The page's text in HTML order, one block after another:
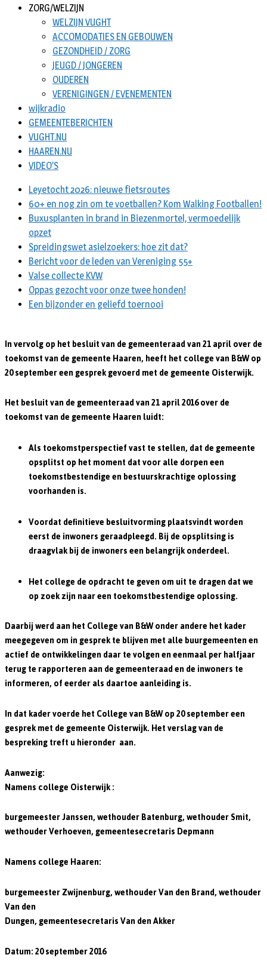
ZORG/WELZIJN
WELZIJN VUGHT
ACCOMODATIES EN GEBOUWEN
GEZONDHEID / ZORG
JEUGD / JONGEREN
OUDEREN
VERENIGINGEN / EVENEMENTEN
wijkradio
GEMEENTEBERICHTEN
VUGHT.NU
HAAREN.NU
VIDEO’S
Leyetocht 2026: nieuwe fietsroutes
60+ en nog zin om te voetballen? Kom Walking Footballen!
Buxusplanten in brand in Biezenmortel, vermoedelijk
opzet
Spreidingswet asielzoekers: hoe zit dat?
Bericht voor de leden van Vereniging 55+
Valse collecte KVW
Oppas gezocht voor onze twee honden!
Een bijzonder en geliefd toernooi
In vervolg op het besluit van de gemeenteraad van 21 april over de
toekomst van de gemeente Haaren, heeft het college van B&W op
20 september een gesprek gevoerd met de gemeente Oisterwijk.
Het besluit van de gemeenteraad van 21 april 2016 over de
toekomst van de gemeente Haaren luidt:
Als toekomstperspectief vast te stellen, dat de gemeente
opsplitst op het moment dat voor alle dorpen een
toekomstbestendige en bestuurskrachtige oplossing
voorhanden is.
Voordat definitieve besluitvorming plaatsvindt worden
eerst de inwoners geraadpleegd. Bij de opsplitsing is
draagvlak bij de inwoners een belangrijk onderdeel.
Het college de opdracht te geven om uit te dragen dat we
op zoek zijn naar een toekomstbestendige oplossing.
Daarbij werd aan het College van B&W onder andere het kader
meegegeven om in gesprek te blijven met alle buurgemeenten en
actief de ontwikkelingen daar te volgen en eenmaal per halfjaar
terug te rapporteren aan de gemeenteraad en de inwoners te
informeren, of eerder als daartoe aanleiding is.
In dat kader voerde het College van B&W op 20 september een
gesprek met de gemeente Oisterwijk. Het verslag van de
bespreking treft u hieronder aan.
Aanwezig:
Namens college Oisterwijk :
burgemeester Janssen, wethouder Batenburg, wethouder Smit,
wethouder Verhoeven, gemeentesecretaris Depmann
Namens college Haaren:
burgemeester Zwijnenburg, wethouder Van den Brand, wethouder
Van den
Dungen, gemeentesecretaris Van den Akker
Datum: 20 september 2016